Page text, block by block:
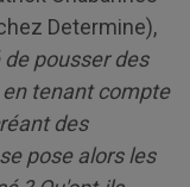
Determine),
pousser des
tenant compte
des
pose alors les